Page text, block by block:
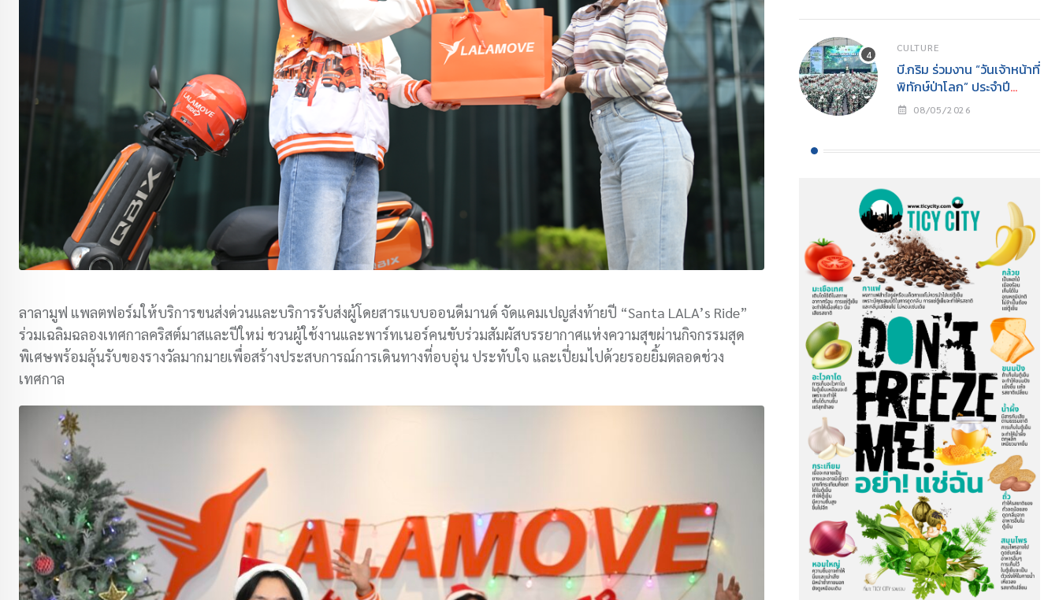
ลาลามูฟ แพลตฟอร์มให้บริการขนส่งด่วนและบริการรับส่งผู้โดยสารแบบออนดีมานด์ จัดแคมเปญส่งท้ายปี “Santa LALA’s Ride”
ร่วมเฉลิมฉลองเทศกาลคริสต์มาสและปีใหม่ ชวนผู้ใช้งานและพาร์ทเนอร์คนขับร่วมสัมผัสบรรยากาศแห่งความสุขผ่านกิจกรรมสุด
พิเศษพร้อมลุ้นรับของรางวัลมากมายเพื่อสร้างประสบการณ์การเดินทางที่อบอุ่น ประทับใจ และเปี่ยมไปด้วยรอยยิ้มตลอดช่วง
เทศกาล
ในวันแม่
CULTURE
บี.กริม ร่วมงาน “วันเจ้าหน้าที่
พิทักษ์ป่าโลก” ประจำปี
2569สนับสนุนการปฏิบัติ
ธรรมชาติสู่ความยั่งยืน
08/05/2026